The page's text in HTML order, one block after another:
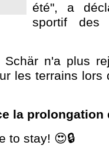
été", a
sportif des
Schär n'a plus
les terrains lors
la prolongation
to stay! 😍🔒